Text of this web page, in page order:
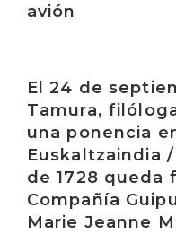
avión
El 24 de
Tamura,
una ponencia
Euskaltzaindia
de 1728 queda
Compañía
Marie Jeanne